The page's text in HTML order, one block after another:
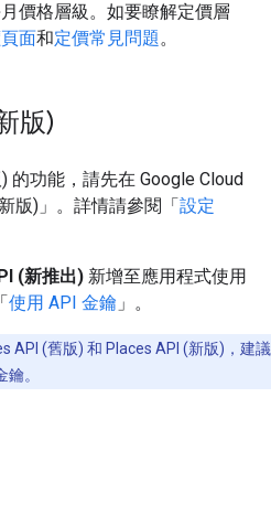
價格層級。如要瞭解定價層
面和定價常見問題。
版)
的功能，請先在 Google Cloud
版)」 。詳情請參閱「設定
(新推出) 新增至應用程式使用
使用 API 金鑰 」。
API (舊版) 和 Places API (新版)，建議
。